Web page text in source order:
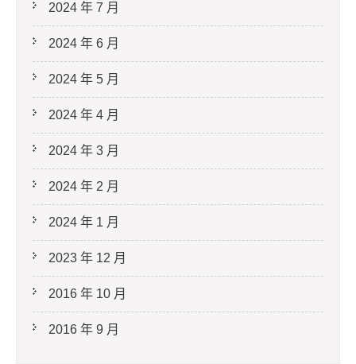
2024 年 7 月
2024 年 6 月
2024 年 5 月
2024 年 4 月
2024 年 3 月
2024 年 2 月
2024 年 1 月
2023 年 12 月
2016 年 10 月
2016 年 9 月